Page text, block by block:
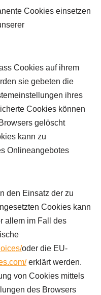
Cookies einsetzen
Cookies auf ihrem
sie gebeten die
ihres
Cookies können
gelöscht
kann zu
Onlineangebotes
den Einsatz der zu
Cookies kann
allem im Fall des
oder die EU-
erklärt werden.
von Cookies mittels
des Browsers